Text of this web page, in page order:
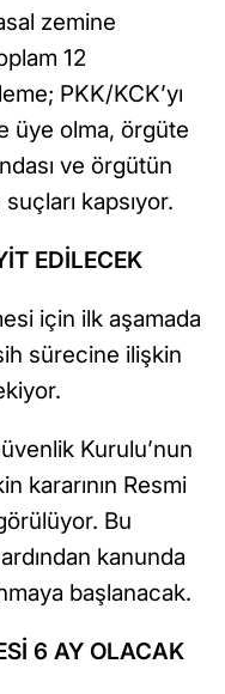
zemine
12
PKK/KCK’yı
üye olma, örgüte
ve örgütün
kapsıyor.
EDİLECEK
için ilk aşamada
sürecine ilişkin
Kurulu’nun
kararının Resmi
Bu
kanunda
başlanacak.
6 AY OLACAK